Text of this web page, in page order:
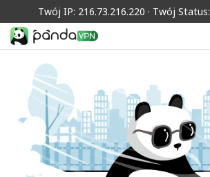
Twój IP: 216.73.216.220 · Twój Status: